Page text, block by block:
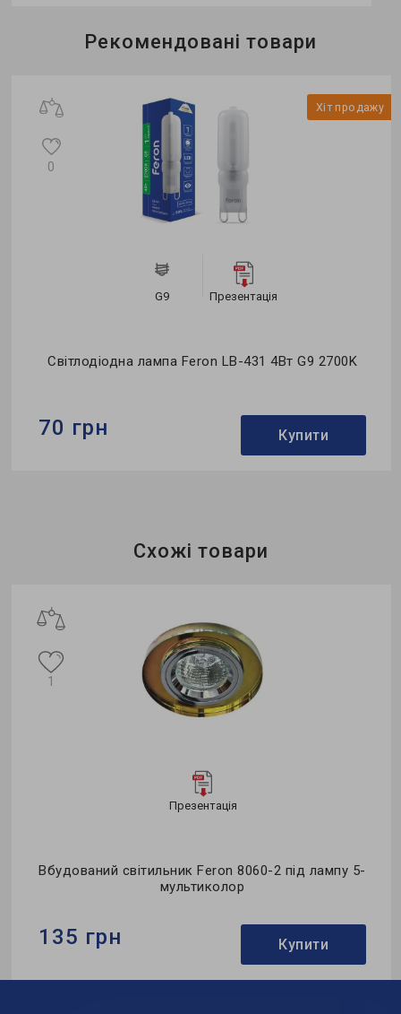
Feron
вбудований
Рекомендовані товари
Хіт продажу
G9 Презентація
Світлодіодна лампа Feron LB-431 4Вт G9 2700K
0
70 грн Купити
Потужність в робочому режимі Pon, W:
Схожі товари
Презентація
Вбудований світильник Feron 8060-2 під лампу 5-
мультиколор
1
135 грн Купити